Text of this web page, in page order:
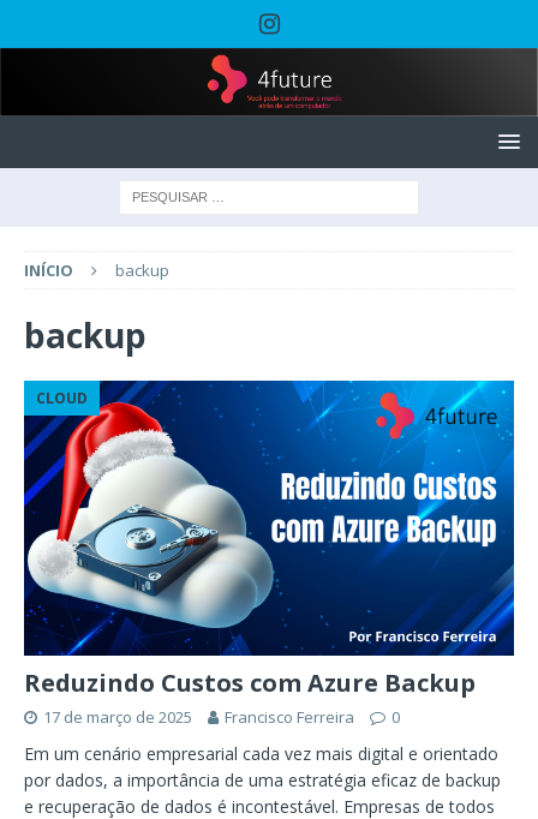
INÍCIO backup
backup
CLOUD
Reduzindo Custos com Azure Backup
17 de março de 2025 Francisco Ferreira 0
Em um cenário empresarial cada vez mais digital e orientado
por dados, a importância de uma estratégia eficaz de backup
e recuperação de dados é incontestável. Empresas de todos